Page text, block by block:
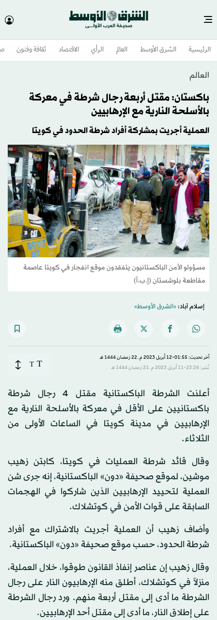
الرئيسية الشرق الأوسط​ العالم الرأي الاقتصاد ثقافة وفنون
العالم
باكستان: مقتل أربعة رجال شرطة في معركة
بالأسلحة النارية مع الإرهابيين
العملية أجريت بمشاركة أفراد شرطة الحدود في كويتا
مسؤولو الأمن الباكستانيون يتفقدون موقع انفجار في كويتا عاصمة
مقاطعة بلوشستان (إ.ب.أ)
إسلام آباد:«الشرق الأوسط»
آخر تحديث: 01:55-12 أبريل 2023 م ـ 22 رَمضان 1444 هـ
نُشر: 23:26-11 أبريل 2023 م ـ 21 رَمضان 1444 هـ
T
T
أعلنت الشرطة الباكستانية مقتل 4 رجال شرطة
باكستانيين على الأقل في معركة بالأسلحة النارية مع
الإرهابيين في مدينة كويتا في الساعات الأولى من
الثلاثاء.
وقال قائد شرطة العمليات في كويتا، كابتن زهيب
موشين، لموقع صحيفة «دون» الباكستانية، إنه جرى شن
العملية لتحييد الإرهابيين الذين شاركوا في الهجمات
السابقة على قوات الأمن في كوتشلاك.
وأضاف زهيب أن العملية أجريت بالاشتراك مع أفراد
شرطة الحدود، حسب موقع صحيفة «دون» الباكستانية.
وقال زهيب إن عناصر إنفاذ القانون طوقوا، خلال العملية،
منزلاً في كوتشلاك، أطلق منه الإرهابيون النار على رجال
الشرطة ما أدى إلى مقتل أربعة منهم. ورد رجال الشرطة
على إطلاق النار، ما أدى إلى مقتل أحد الإرهابيين.